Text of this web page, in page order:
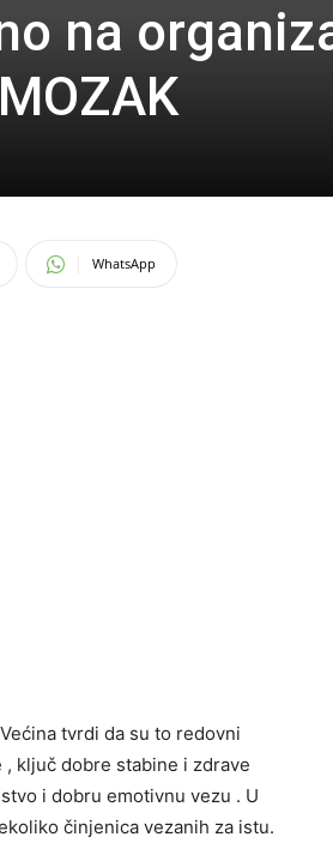
na
WhatsApp
tvrdi da su to redovni
ključ dobre stabine i zdrave
i dobru emotivnu vezu . U
činjenica vezanih za istu.